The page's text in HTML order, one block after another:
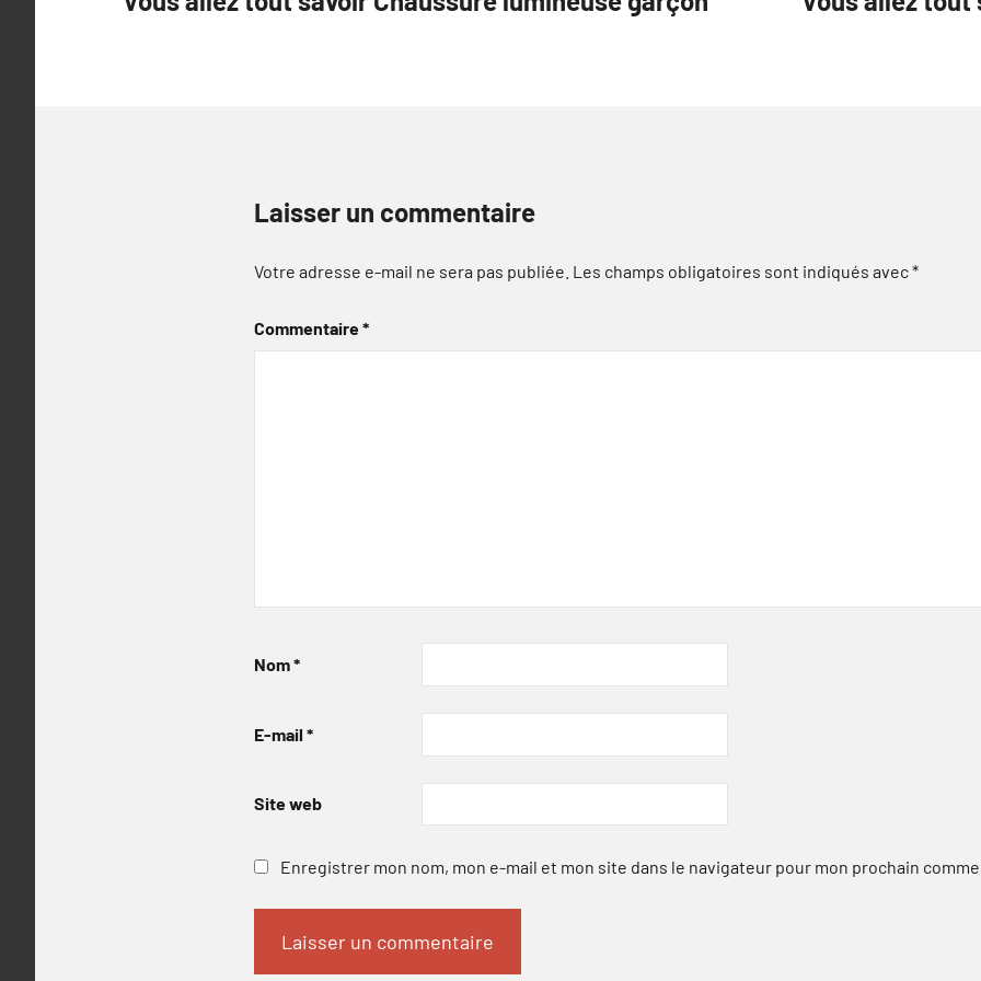
de
Laisser un commentaire
Votre adresse e-mail ne sera pas publiée. Les champs obligatoires sont indiqués avec*
Commentaire*
Nom*
E-mail *
Site web
Enregistrer mon nom, mon e-mail et mon site dans le navigateur pour mon prochain